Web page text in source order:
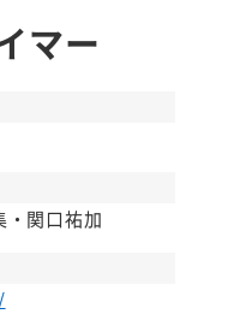
マー
・関口祐加